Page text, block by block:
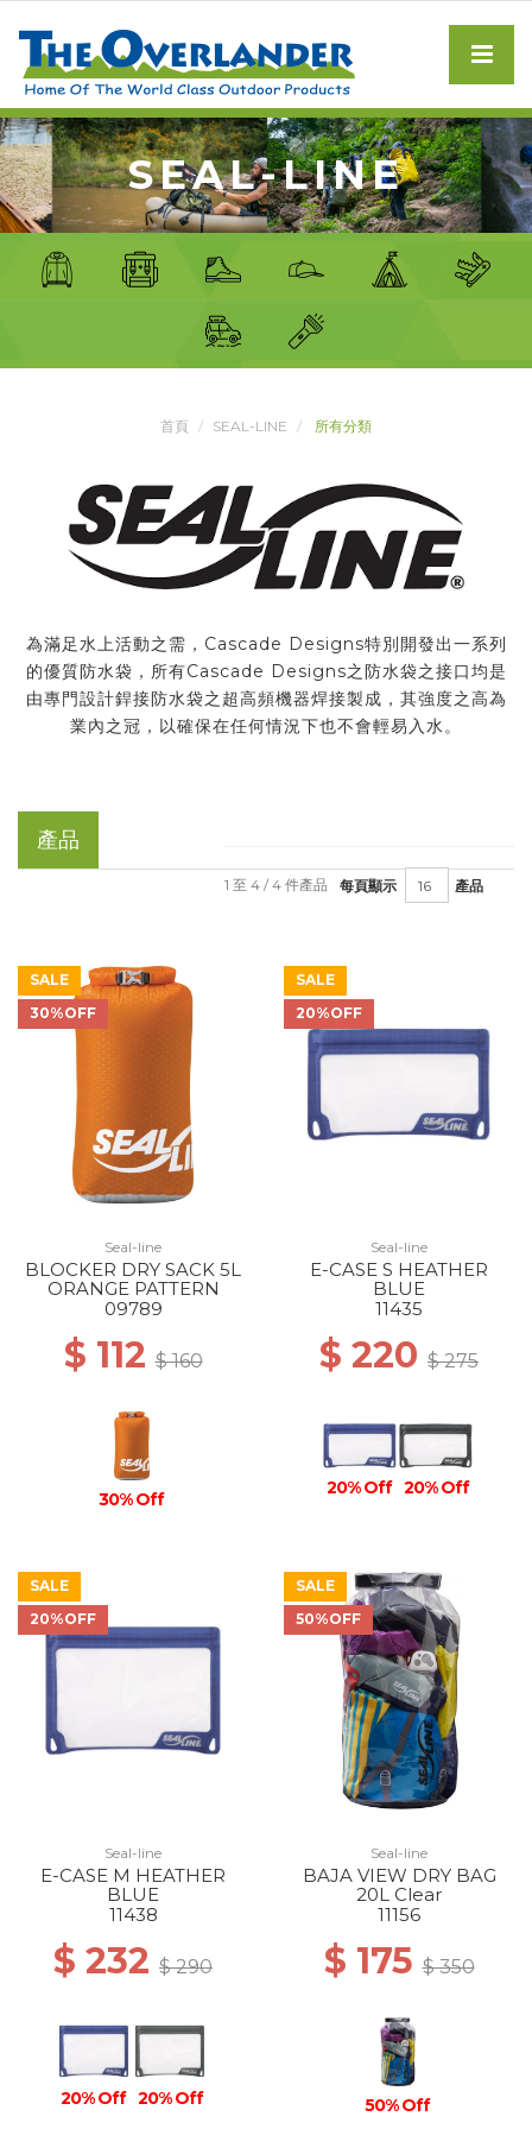
SEAL-LINE
首頁 SEAL-LINE 所有分類
為滿足水上活動之需，Cascade Designs特別開發出一系列
的優質防水袋，所有Cascade Designs之防水袋之接口均是
由專門設計銲接防水袋之超高頻機器焊接製成，其強度之高為
業內之冠，以確保在任何情況下也不會輕易入水。
產品
每頁顯示 產品
1 至 4 / 4 件產品
SALE
30%OFF
Seal-line
BLOCKER DRY SACK 5L
ORANGE PATTERN
09789
$ 112$ 160
30% Off
SALE
20%OFF
Seal-line
E-CASE S HEATHER
BLUE
11435
$ 220 $ 275
20% Off 20% Off
SALE
20%OFF
Seal-line
E-CASE M HEATHER
BLUE
11438
$ 232 $ 290
20% Off 20% Off
SALE
50%OFF
Seal-line
BAJA VIEW DRY BAG
20L Clear
11156
$ 175$ 350
50% Off